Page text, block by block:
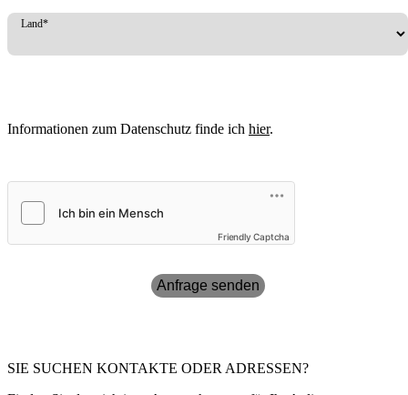
Land*
Informationen zum Datenschutz finde ich hier.
Friendly Captcha
Anfrage senden
SIE SUCHEN KONTAKTE ODER ADRESSEN?